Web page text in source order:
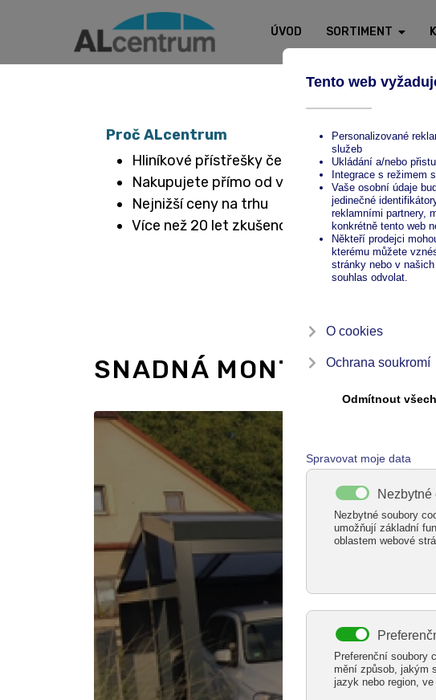
ÚVOD SORTIMENT
Proč ALcentrum
Hliníkové přístřešky české výroby
Nakupujete přímo od výrobce
Nejnižší ceny na trhu
Více než 20 let zkušeností
SNADNÁ MONTÁŽ